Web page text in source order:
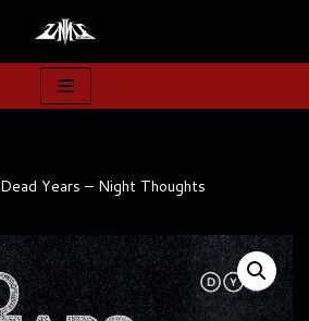
Dead Years – Night Thoughts